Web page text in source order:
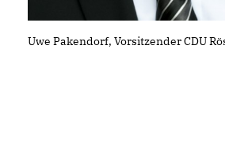
Uwe Pakendorf, Vorsitzender CDU